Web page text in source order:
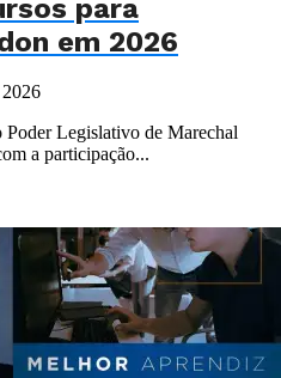
para
em 2026
Poder Legislativo de Marechal
a participação...